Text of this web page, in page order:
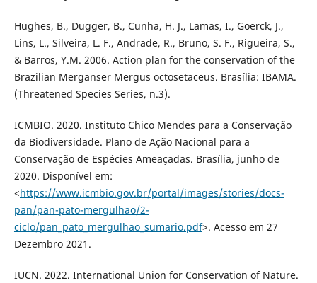
Hughes, B., Dugger, B., Cunha, H. J., Lamas, I., Goerck, J.,
Lins, L., Silveira, L. F., Andrade, R., Bruno, S. F., Rigueira, S.,
& Barros, Y.M. 2006. Action plan for the conservation of the
Brazilian Merganser Mergus octosetaceus. Brasília: IBAMA.
(Threatened Species Series, n.3).
ICMBIO. 2020. Instituto Chico Mendes para a Conservação
da Biodiversidade. Plano de Ação Nacional para a
Conservação de Espécies Ameaçadas. Brasília, junho de
2020. Disponível em:
<https://www.icmbio.gov.br/portal/images/stories/docs-
pan/pan-pato-mergulhao/2-
ciclo/pan_pato_mergulhao_sumario.pdf>. Acesso em 27
Dezembro 2021.
IUCN. 2022. International Union for Conservation of Nature.